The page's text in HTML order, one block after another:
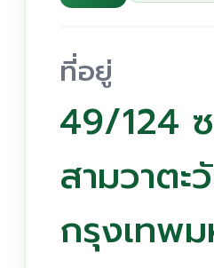
ที่อยู่
49/124
สามวาต
กรุงเทพ